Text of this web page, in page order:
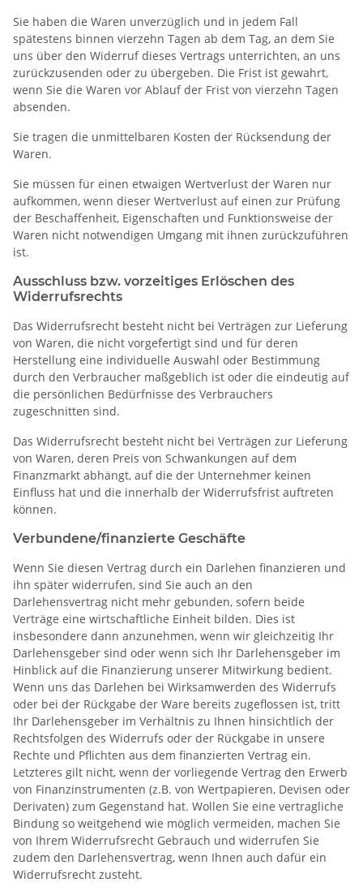
Sie haben die Waren unverzüglich und in jedem Fall
spätestens binnen vierzehn Tagen ab dem Tag, an dem Sie
uns über den Widerruf dieses Vertrags unterrichten, an uns
zurückzusenden oder zu übergeben. Die Frist ist gewahrt,
wenn Sie die Waren vor Ablauf der Frist von vierzehn Tagen
absenden.
Sie tragen die unmittelbaren Kosten der Rücksendung der
Waren.
Sie müssen für einen etwaigen Wertverlust der Waren nur
aufkommen, wenn dieser Wertverlust auf einen zur Prüfung
der Beschaffenheit, Eigenschaften und Funktionsweise der
Waren nicht notwendigen Umgang mit ihnen zurückzuführen
ist.
Ausschluss bzw. vorzeitiges Erlöschen des
Widerrufsrechts
Das Widerrufsrecht besteht nicht bei Verträgen zur Lieferung
von Waren, die nicht vorgefertigt sind und für deren
Herstellung eine individuelle Auswahl oder Bestimmung
durch den Verbraucher maßgeblich ist oder die eindeutig auf
die persönlichen Bedürfnisse des Verbrauchers
zugeschnitten sind.
Das Widerrufsrecht besteht nicht bei Verträgen zur Lieferung
von Waren, deren Preis von Schwankungen auf dem
Finanzmarkt abhängt, auf die der Unternehmer keinen
Einfluss hat und die innerhalb der Widerrufsfrist auftreten
können.
Verbundene/finanzierte Geschäfte
Wenn Sie diesen Vertrag durch ein Darlehen finanzieren und
ihn später widerrufen, sind Sie auch an den
Darlehensvertrag nicht mehr gebunden, sofern beide
Verträge eine wirtschaftliche Einheit bilden. Dies ist
insbesondere dann anzunehmen, wenn wir gleichzeitig Ihr
Darlehensgeber sind oder wenn sich Ihr Darlehensgeber im
Hinblick auf die Finanzierung unserer Mitwirkung bedient.
Wenn uns das Darlehen bei Wirksamwerden des Widerrufs
oder bei der Rückgabe der Ware bereits zugeflossen ist, tritt
Ihr Darlehensgeber im Verhältnis zu Ihnen hinsichtlich der
Rechtsfolgen des Widerrufs oder der Rückgabe in unsere
Rechte und Pflichten aus dem finanzierten Vertrag ein.
Letzteres gilt nicht, wenn der vorliegende Vertrag den Erwerb
von Finanzinstrumenten (z.B. von Wertpapieren, Devisen oder
Derivaten) zum Gegenstand hat. Wollen Sie eine vertragliche
Bindung so weitgehend wie möglich vermeiden, machen Sie
von Ihrem Widerrufsrecht Gebrauch und widerrufen Sie
zudem den Darlehensvertrag, wenn Ihnen auch dafür ein
Widerrufsrecht zusteht.